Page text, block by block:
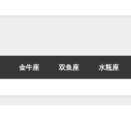
金牛座 双鱼座 水瓶座